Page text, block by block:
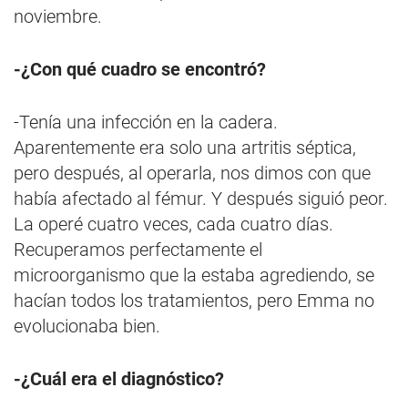
noviembre.
-¿Con qué cuadro se encontró?
-Tenía una infección en la cadera.
Aparentemente era solo una artritis séptica,
pero después, al operarla, nos dimos con que
había afectado al fémur. Y después siguió peor.
La operé cuatro veces, cada cuatro días.
Recuperamos perfectamente el
microorganismo que la estaba agrediendo, se
hacían todos los tratamientos, pero Emma no
evolucionaba bien.
-¿Cuál era el diagnóstico?